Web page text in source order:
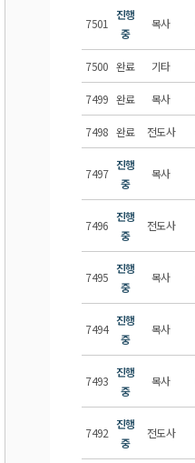
7501
진행
중
목사
7500 완료 기타
7499 완료 목사
7498 완료 전도사
7497
진행
중
목사
7496
진행
중
전도사
7495
진행
중
목사
7494
진행
중
목사
7493
진행
중
목사
7492
진행
중
전도사